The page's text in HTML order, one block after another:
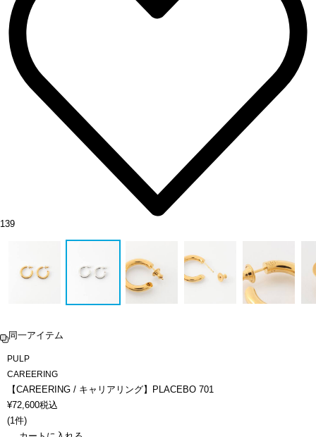
139
同一アイテム
PULP
CAREERING
【CAREERING / キャリアリング】PLACEBO 701
¥72,600税込
(1件)